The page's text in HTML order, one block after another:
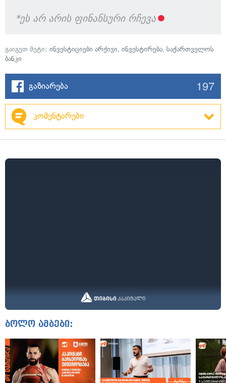
*ეს არ არის ფინანსური რჩევა
გაიგეთ მეტი: ინვესტიციები არქივი, ინვესტირება, საქართველოს
ბანკი
გაზიარება 197
კომენტარები
ბოლო ამბები: